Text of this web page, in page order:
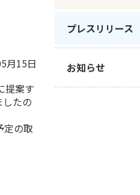
月15日
提案す
たの
定の取
プレスリリース
お知らせ